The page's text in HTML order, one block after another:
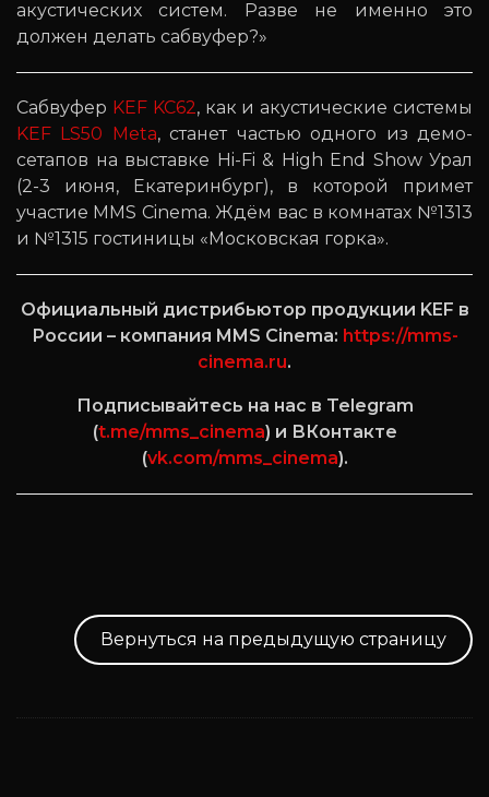
акустических систем. Разве не именно это
должен делать сабвуфер?»
Сабвуфер KEF KC62, как и акустические системы
KEF LS50 Meta, станет частью одного из демо-
сетапов на выставке Hi-Fi & High End Show Урал
(2-3 июня, Екатеринбург), в которой примет
участие MMS Cinema. Ждём вас в комнатах №1313
и №1315 гостиницы «Московская горка».
Официальный дистрибьютор продукции KEF в
России – компания MMS Cinema: https://mms-
cinema.ru.
Подписывайтесь на нас в Telegram
(t.me/mms_cinema) и ВКонтакте
(vk.com/mms_cinema).
Вернуться на предыдущую страницу